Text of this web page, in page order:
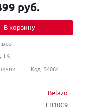
Belazo
FB10C9
руб.
В корзину
ТК
Код: 54064